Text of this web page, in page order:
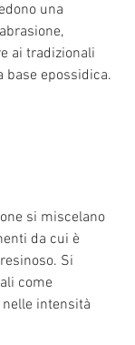
una
ai tradizionali
base epossidica.
si miscelano
da cui è
Si
come
intensità